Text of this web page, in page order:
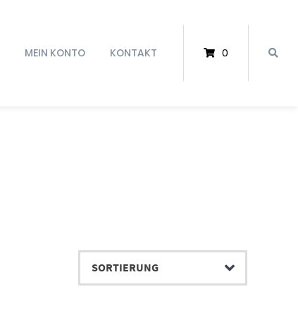
MEIN KONTO KONTAKT 0